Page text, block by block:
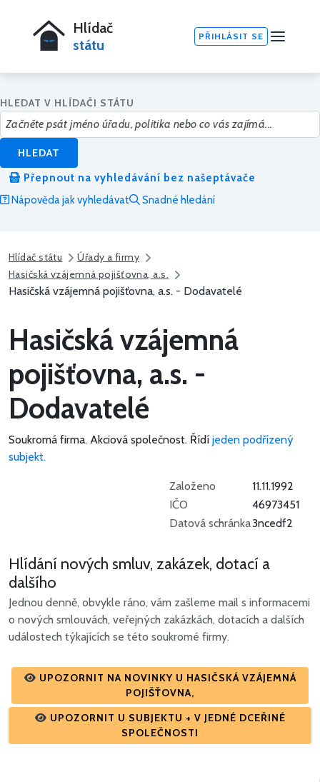
Hlídač
státu
PŘIHLÁSIT SE
HLEDAT V HLÍDAČI STÁTU
HLEDAT
Přepnout na vyhledávání bez našeptávače
Nápověda jak vyhledávat
Snadné hledání
Hlídač státu
Úřady a firmy
Hasičská vzájemná pojišťovna, a.s.
Hasičská vzájemná pojišťovna, a.s. - Dodavatelé
Hasičská vzájemná
pojišťovna, a.s. -
Dodavatelé
Soukromá firma. Akciová společnost. Řídí jeden podřízený
subjekt.
Založeno
11.11.1992
IČO
46973451
Datová schránka3ncedf2
Hlídání nových smluv, zakázek, dotací a
dalšího
Jednou denně, obvykle ráno, vám zašleme mail s informacemi
o nových smlouvách, veřejných zakázkách, dotacích a dalších
událostech týkajících se této soukromé firmy.
UPOZORNIT NA NOVINKY U HASIČSKÁ VZÁJEMNÁ
POJIŠŤOVNA,
UPOZORNIT U SUBJEKTU + V JEDNÉ DCEŘINÉ
SPOLEČNOSTI